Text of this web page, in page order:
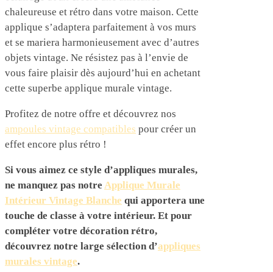
chaleureuse et rétro dans votre maison. Cette
applique s’adaptera parfaitement à vos murs
et se mariera harmonieusement avec d’autres
objets vintage. Ne résistez pas à l’envie de
vous faire plaisir dès aujourd’hui en achetant
cette superbe applique murale vintage.
Profitez de notre offre et découvrez nos
ampoules vintage compatibles pour créer un
effet encore plus rétro !
Si vous aimez ce style d’appliques murales,
ne manquez pas notre Applique Murale
Intérieur Vintage Blanche qui apportera une
touche de classe à votre intérieur. Et pour
compléter votre décoration rétro,
découvrez notre large sélection d’appliques
murales vintage.